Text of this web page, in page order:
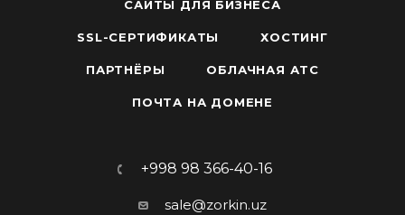
САЙТЫ ДЛЯ БИЗНЕСА
SSL-СЕРТИФИКАТЫ ХОСТИНГ
ПАРТНЁРЫ ОБЛАЧНАЯ АТС
ПОЧТА НА ДОМЕНЕ
+998 98 366-40-16
sale@zorkin.uz